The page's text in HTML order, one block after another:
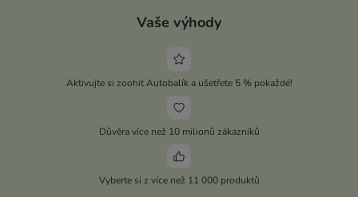
Vaše výhody
Aktivujte si zoohit Autobalík a ušetřete 5 % pokaždé!
Důvěra více než 10 milionů zákazníků
Vyberte si z více než 11 000 produktů